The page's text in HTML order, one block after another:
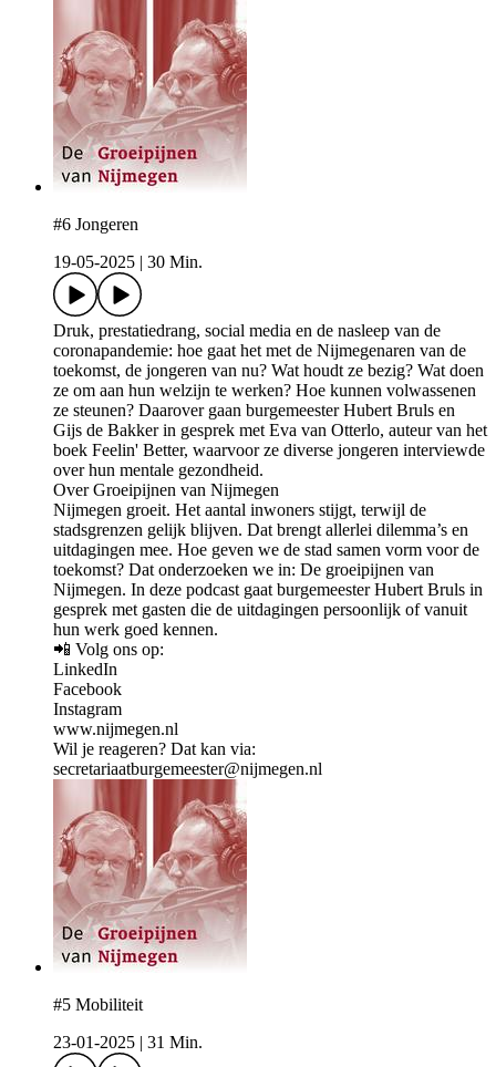
#6 Jongeren
19-05-2025
30 Min.
Druk, prestatiedrang, social media en de nasleep van de
coronapandemie: hoe gaat het met de Nijmegenaren van de
toekomst, de jongeren van nu? Wat houdt ze bezig? Wat doen
ze om aan hun welzijn te werken? Hoe kunnen volwassenen
ze steunen? Daarover gaan burgemeester Hubert Bruls en
Gijs de Bakker in gesprek met Eva van Otterlo, auteur van het
boek Feelin' Better, waarvoor ze diverse jongeren interviewde
over hun mentale gezondheid.
Over Groeipijnen van Nijmegen
Nijmegen groeit. Het aantal inwoners stijgt, terwijl de
stadsgrenzen gelijk blijven. Dat brengt allerlei dilemma’s en
uitdagingen mee. Hoe geven we de stad samen vorm voor de
toekomst? Dat onderzoeken we in: De groeipijnen van
Nijmegen. In deze podcast gaat burgemeester Hubert Bruls in
gesprek met gasten die de uitdagingen persoonlijk of vanuit
hun werk goed kennen.
📲 Volg ons op:
LinkedIn
Facebook
Instagram
www.nijmegen.nl
Wil je reageren? Dat kan via:
secretariaatburgemeester@nijmegen.nl
#5 Mobiliteit
23-01-2025
31 Min.